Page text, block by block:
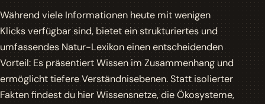
Während viele Informationen heute mit wenigen
Klicks verfügbar sind, bietet ein strukturiertes und
umfassendes Natur-Lexikon einen entscheidenden
Vorteil: Es präsentiert Wissen im Zusammenhang und
ermöglicht tiefere Verständnisebenen. Statt isolierter
Fakten findest du hier Wissensnetze, die Ökosysteme,